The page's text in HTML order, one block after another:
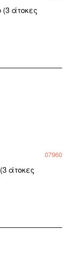
(3 άτοκες
07960
άτοκες